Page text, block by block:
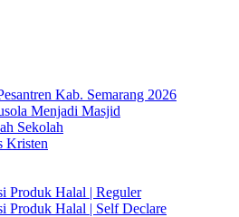
Kab. Semarang 2026
Menjadi Masjid
Sekolah
Kristen
Produk Halal | Reguler
Produk Halal | Self Declare